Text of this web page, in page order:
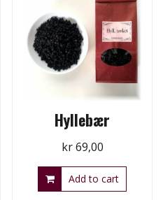
Hyllebær
kr69,00
Add to cart